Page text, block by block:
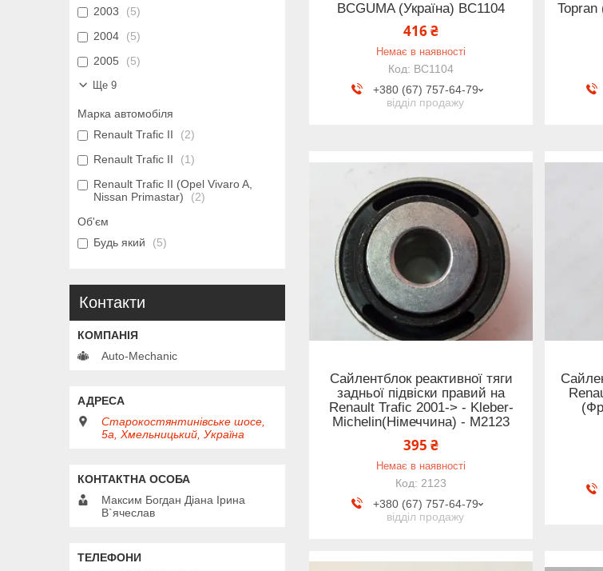
BCGUMA (Україна) BC1104
416 ₴
Немає в наявності
BC1104
+380 (67) 757-64-79
відділ продажу
Topran
Сайлентблок реактивної тяги
задньої підвіски правий на
Renault Trafic 2001-> - Kleber-
Michelin(Німеччина) - M2123
395 ₴
Немає в наявності
2123
+380 (67) 757-64-79
відділ продажу
2003
5
2004
5
2005
5
Ще 9
Марка автомобіля
Renault Trafic II
2
Renault Trafic II
1
Renault Trafic II (Opel Vivaro A,
Nissan Primastar)
2
Об'єм
Будь який
5
Контакти
Auto-Mechanic
Старокостянтинівське шосе,
5а, Хмельницький, Україна
Максим Богдан Діана Ірина
В`ячеслав